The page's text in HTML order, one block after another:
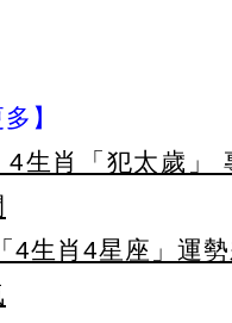
】
4生肖「犯太歲」
4生肖4星座」運